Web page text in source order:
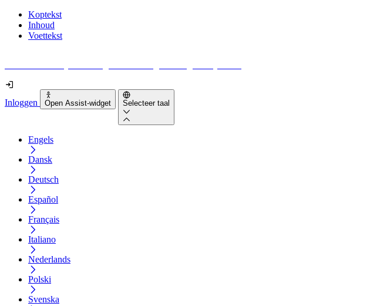
Koptekst
Inhoud
Voettekst
Inloggen Open Assist-widget Selecteer taal
Engels
Dansk
Deutsch
Español
Français
Italiano
Nederlands
Polski
Svenska